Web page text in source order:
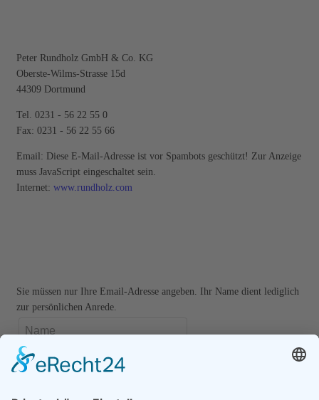
Peter Rundholz GmbH & Co. KG
Oberste-Wilms-Strasse 15d
44309 Dortmund
Tel. 0231 - 56 22 55 0
Fax: 0231 - 56 22 55 66
Email: Diese E-Mail-Adresse ist vor Spambots geschützt! Zur Anzeige
muss JavaScript eingeschaltet sein.
Internet: www.rundholz.com
Sie müssen nur Ihre Email-Adresse angeben. Ihr Name dient lediglich
zur persönlichen Anrede.